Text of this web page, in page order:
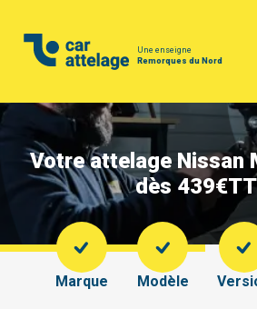
Une enseigne
Remorques du Nord
Votre attelage Nissan
dès 439€
Marque Modèle